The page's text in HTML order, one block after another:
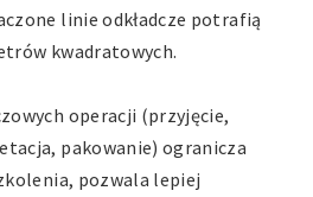
linie odkładcze potrafią
kwadratowych.
operacji (przyjęcie,
pakowanie) ogranicza
pozwala lepiej